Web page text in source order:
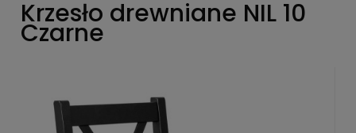
Krzesło drewniane NIL 10
Czarne